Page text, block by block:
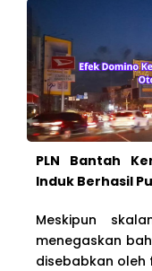
PLN Bantah
Induk Berhasil
Meskipun
menegaskan
disebabkan